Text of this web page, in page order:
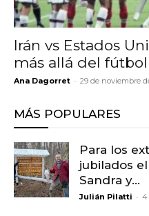
Irán vs Estados
más allá del fútbol
Ana Dagorret - 29 de noviembre
MÁS POPULARES
Para los
jubilados
Sandra y...
Julián Pilatti - 4